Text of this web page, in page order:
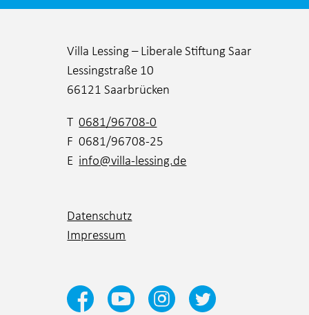
Villa Lessing – Liberale Stiftung Saar
Lessingstraße 10
66121 Saarbrücken
T0681/96708-0
F 0681/96708-25
E info@villa-lessing.de
Datenschutz
Impressum